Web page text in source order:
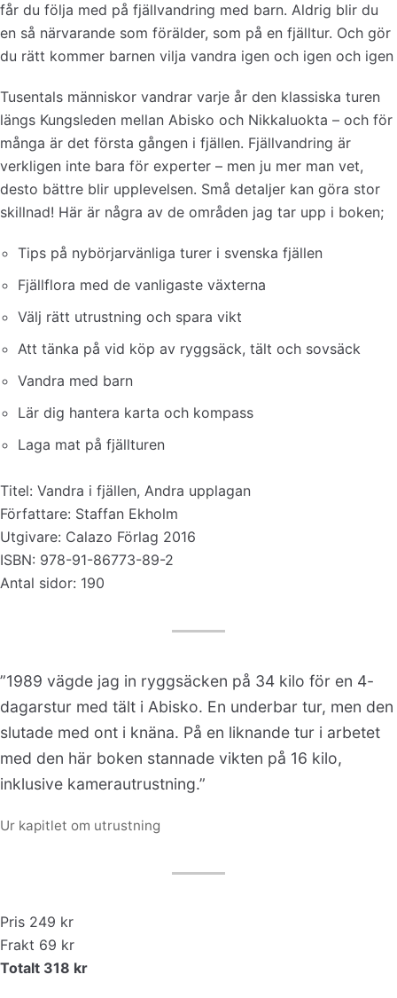
får du följa med på fjällvandring med barn. Aldrig blir du
en så närvarande som förälder, som på en fjälltur. Och gör
du rätt kommer barnen vilja vandra igen och igen och igen
Tusentals människor vandrar varje år den klassiska turen
längs Kungsleden mellan Abisko och Nikkaluokta – och för
många är det första gången i fjällen. Fjällvandring är
verkligen inte bara för experter – men ju mer man vet,
desto bättre blir upplevelsen. Små detaljer kan göra stor
skillnad! Här är några av de områden jag tar upp i boken;
Tips på nybörjarvänliga turer i svenska fjällen
Fjällflora med de vanligaste växterna
Välj rätt utrustning och spara vikt
Att tänka på vid köp av ryggsäck, tält och sovsäck
Vandra med barn
Lär dig hantera karta och kompass
Laga mat på fjällturen
Titel: Vandra i fjällen, Andra upplagan
Författare: Staffan Ekholm
Utgivare: Calazo Förlag 2016
ISBN: 978-91-86773-89-2
Antal sidor: 190
”1989 vägde jag in ryggsäcken på 34 kilo för en 4-
dagarstur med tält i Abisko. En underbar tur, men den
slutade med ont i knäna. På en liknande tur i arbetet
med den här boken stannade vikten på 16 kilo,
inklusive kamerautrustning.”
Ur kapitlet om utrustning
Pris 249 kr
Frakt 69 kr
Totalt 318 kr